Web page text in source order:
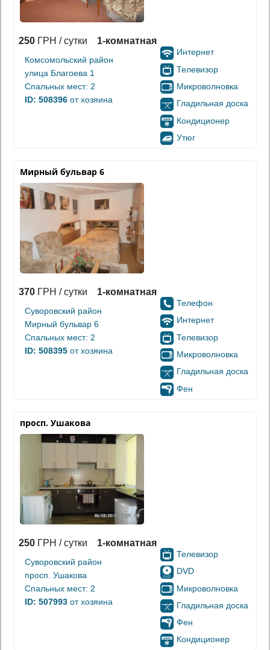
250 ГРН / сутки 1-комнатная
Комсомольский район
улица Благоева 1
Спальных мест: 2
ID: 508396 от хозяина
Интернет
Телевизор
Микроволновка
Гладильная доска
Кондиционер
Утюг
Мирный бульвар 6
370 ГРН / сутки 1-комнатная
Суворовский район
Мирный бульвар 6
Спальных мест: 2
ID: 508395 от хозяина
Телефон
Интернет
Телевизор
Микроволновка
Гладильная доска
Фен
просп. Ушакова
250 ГРН / сутки 1-комнатная
Суворовский район
просп. Ушакова
Спальных мест: 2
ID: 507993 от хозяина
Телевизор
DVD
Микроволновка
Гладильная доска
Фен
Кондиционер